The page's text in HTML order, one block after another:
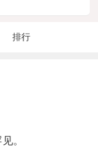
排行
。